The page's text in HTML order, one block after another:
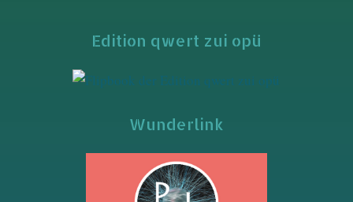
Edition qwert zui opü
Wunderlink